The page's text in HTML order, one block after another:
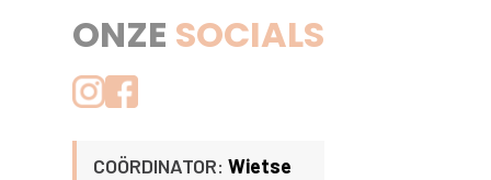
ONZE SOCIALS
COÖRDINATOR: Wietse